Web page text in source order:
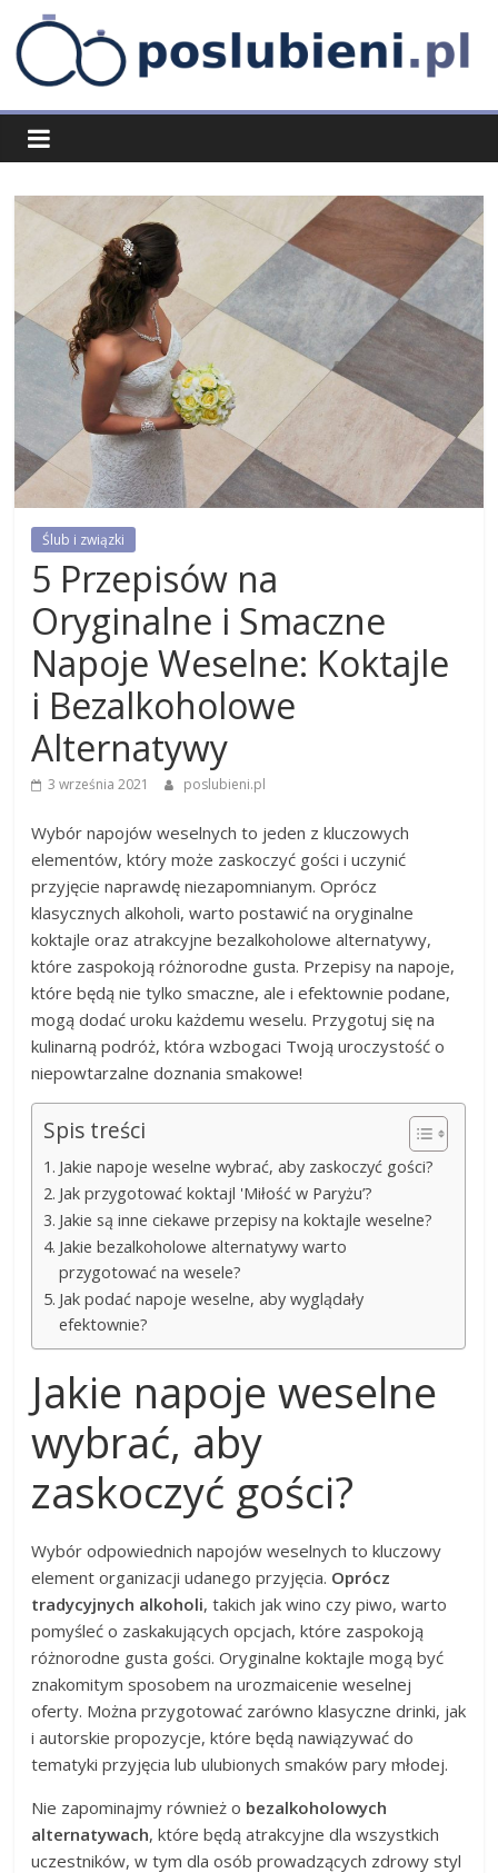
content
poslubieni.pl
Ślub i związki
5 Przepisów na
Oryginalne i Smaczne
Napoje Weselne: Koktajle
i Bezalkoholowe
Alternatywy
3 września 2021 poslubieni.pl
Wybór napojów weselnych to jeden z kluczowych
elementów, który może zaskoczyć gości i uczynić
przyjęcie naprawdę niezapomnianym. Oprócz
klasycznych alkoholi, warto postawić na oryginalne
koktajle oraz atrakcyjne bezalkoholowe alternatywy,
które zaspokoją różnorodne gusta. Przepisy na napoje,
które będą nie tylko smaczne, ale i efektownie podane,
mogą dodać uroku każdemu weselu. Przygotuj się na
kulinarną podróż, która wzbogaci Twoją uroczystość o
niepowtarzalne doznania smakowe!
Spis treści
Jakie napoje weselne wybrać, aby zaskoczyć gości?
Jak przygotować koktajl 'Miłość w Paryżu’?
Jakie są inne ciekawe przepisy na koktajle weselne?
Jakie bezalkoholowe alternatywy warto
przygotować na wesele?
Jak podać napoje weselne, aby wyglądały
efektownie?
Jakie napoje weselne
wybrać, aby
zaskoczyć gości?
Wybór odpowiednich napojów weselnych to kluczowy
element organizacji udanego przyjęcia. Oprócz
tradycyjnych alkoholi, takich jak wino czy piwo, warto
pomyśleć o zaskakujących opcjach, które zaspokoją
różnorodne gusta gości. Oryginalne koktajle mogą być
znakomitym sposobem na urozmaicenie weselnej
oferty. Można przygotować zarówno klasyczne drinki, jak
i autorskie propozycje, które będą nawiązywać do
tematyki przyjęcia lub ulubionych smaków pary młodej.
Nie zapominajmy również o bezalkoholowych
alternatywach, które będą atrakcyjne dla wszystkich
uczestników, w tym dla osób prowadzących zdrowy styl